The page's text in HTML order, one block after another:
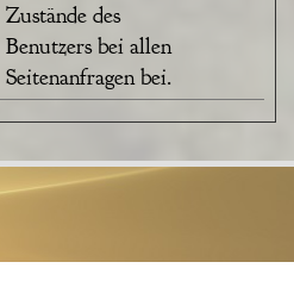
Zustände des
Benutzers bei allen
Seitenanfragen bei.